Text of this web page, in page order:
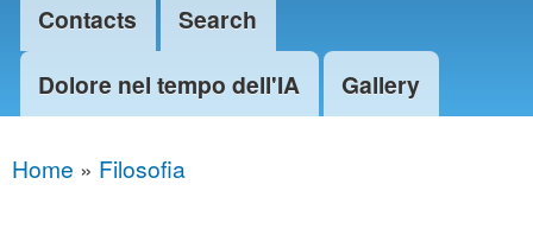
Contacts
Search
Dolore nel tempo dell'IA
Gallery
You are here
Home » Filosofia